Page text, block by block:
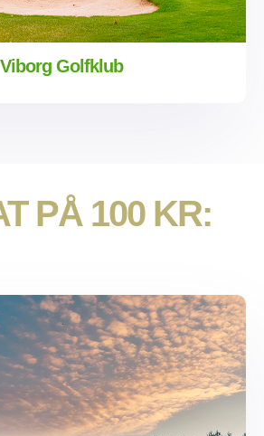
Viborg Golfklub
PÅ 100 KR: